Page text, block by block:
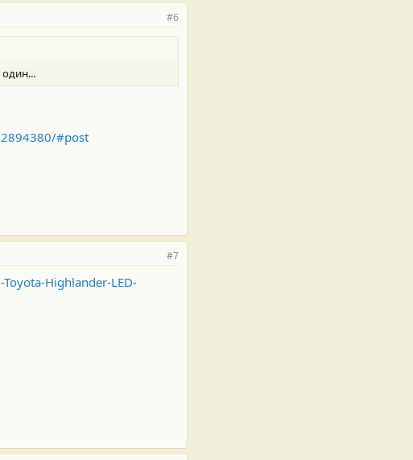
#6
#post
#7
Highlander-LED-